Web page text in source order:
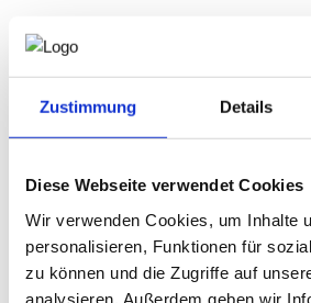
Zustimmung Details
Diese Webseite verwendet Cookies
Wir verwenden Cookies, um Inhalte
personalisieren, Funktionen für
zu können und die Zugriffe auf
analysieren. Außerdem geben wir
Die neue Imagekampagne der
zeigt, wie vielseitig modernes
eingesetzt wird: Unabhängige
Kompetenzzentrum von Paul
Wärmeplanung und nachhaltiges
Klimawandelmanagement.
K2I2 – Kompetenzzentrum für
Integrales
Paul Stampfl ist Inhaber des K2I2 -